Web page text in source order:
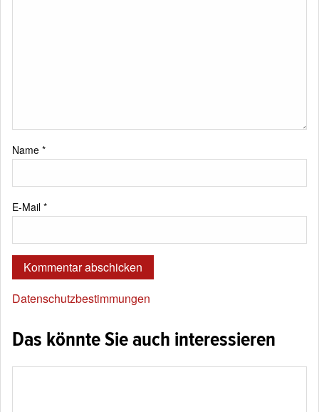
Name *
E-Mail *
Datenschutzbestimmungen
Das könnte Sie auch interessieren